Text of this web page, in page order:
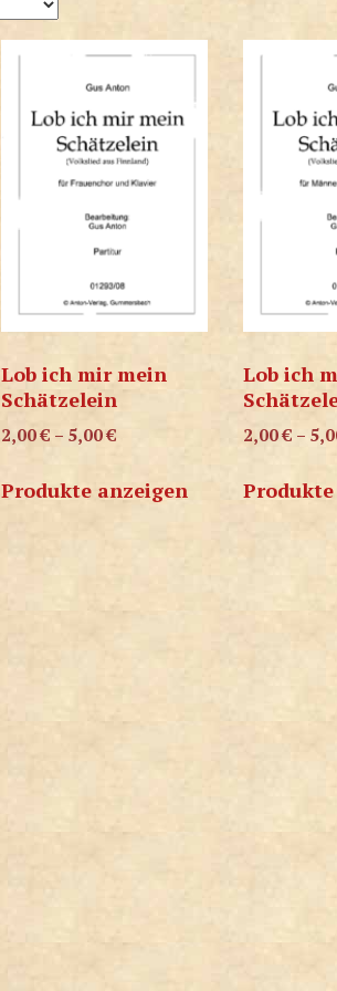
Lob ich mir mein
Schätzelein
2,00€ – 5,00€
Produkte anzeigen
Lob ich
2,00€ –